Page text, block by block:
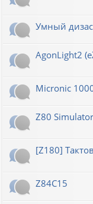
Умный
AgonLight2
Micronic
Z80 Simulator
[Z180]
Z84C15